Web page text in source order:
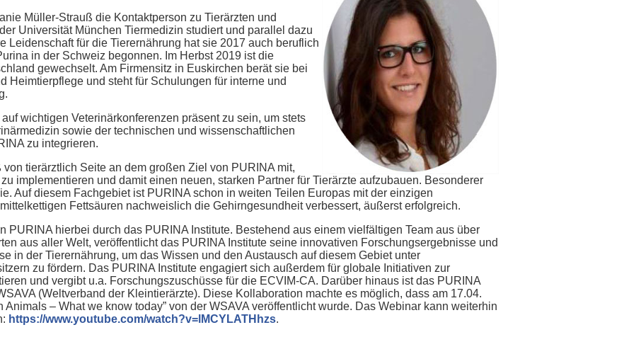
Müller-Strauß die Kontaktperson zu Tierärzten und
Universität München Tiermedizin studiert und parallel dazu
Leidenschaft für die Tierernährung hat sie 2017 auch beruflich
in der Schweiz begonnen. Im Herbst 2019 ist die
gewechselt. Am Firmensitz in Euskirchen berät sie bei
Heimtierpflege und steht für Schulungen für interne und
wichtigen Veterinärkonferenzen präsent zu sein, um stets
sowie der technischen und wissenschaftlichen
zu integrieren.
tierärztlich Seite an dem großen Ziel von PURINA mit,
implementieren und damit einen neuen, starken Partner für Tierärzte aufzubauen. Besonderer
Auf diesem Fachgebiet ist PURINA schon in weiten Teilen Europas mit der einzigen
Fettsäuren nachweislich die Gehirngesundheit verbessert, äußerst erfolgreich.
PURINA hierbei durch das PURINA Institute. Bestehend aus einem vielfältigen Team aus über
aus aller Welt, veröffentlicht das PURINA Institute seine innovativen Forschungsergebnisse und
in der Tierernährung, um das Wissen und den Austausch auf diesem Gebiet unter
zu fördern. Das PURINA Institute engagiert sich außerdem für globale Initiativen zur
und vergibt u.a. Forschungszuschüsse für die ECVIM-CA. Darüber hinaus ist das PURINA
(Weltverband der Kleintierärzte). Diese Kollaboration machte es möglich, dass am 17.04.
– What we know today” von der WSAVA veröffentlicht wurde. Das Webinar kann weiterhin
https://www.youtube.com/watch?v=lMCYLATHhzs.